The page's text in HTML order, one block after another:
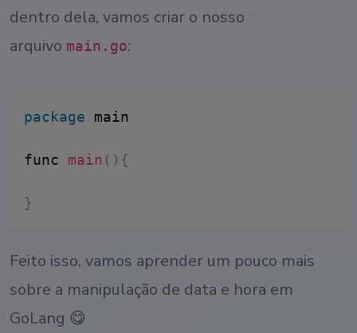
dentro dela, vamos criar o nosso
arquivo main.go:
package main
func main ( ) {
}
Feito isso, vamos aprender um pouco mais
sobre a manipulação de data e hora em
GoLang 😋